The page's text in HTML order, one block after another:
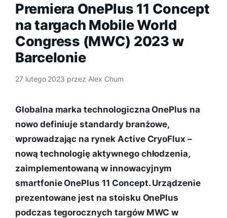
Premiera OnePlus 11 Concept
na targach Mobile World
Congress (MWC) 2023 w
Barcelonie
27 lutego 2023 przez Alex Chum
Globalna marka technologiczna OnePlus na
nowo definiuje standardy branżowe,
wprowadzając na rynek Active CryoFlux –
nową technologię aktywnego chłodzenia,
zaimplementowaną w innowacyjnym
smartfonie OnePlus 11 Concept. Urządzenie
prezentowane jest na stoisku OnePlus
podczas tegorocznych targów MWC w